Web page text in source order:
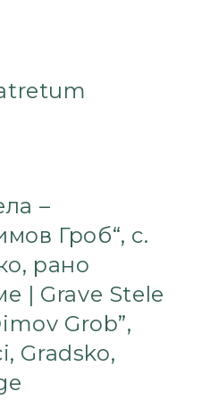
–
Гроб“, с.
рано
| Grave Stele
Grob”,
Gradsko,